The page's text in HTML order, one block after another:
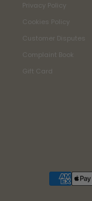
Privacy Policy
Cookies Policy
Customer Disputes
Complaint Book
Gift Card